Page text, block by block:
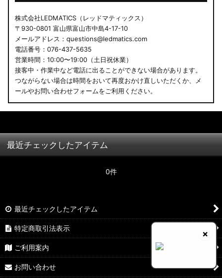
株式会社LEDMATICS（レッドマティックス）
〒930-0801 富山県富山市中島4-17-10
メールアドレス：questions@ledmatics.com
電話番号：076-437-5635
営業時間：10:00〜19:00（土日祝休業）
接客中・作業中など電話に出ることができない場合があります。
つながらない場合は時間をおいて再度おかけ直しいただくか、メ
ールやお問い合わせフォームをご利用ください。
×
最近チェックしたアイテム
0件
最近チェックしたアイテム
特定商取引法表示
ご利用案内
お問い合わせ